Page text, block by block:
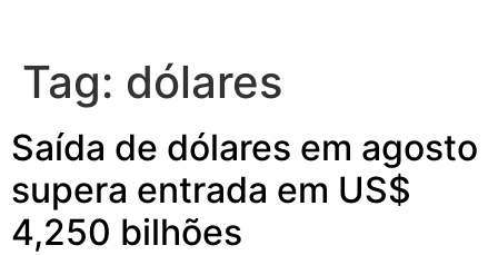
Tag: dólares
Saída de dólares em agosto
supera entrada em US$
4,250 bilhões